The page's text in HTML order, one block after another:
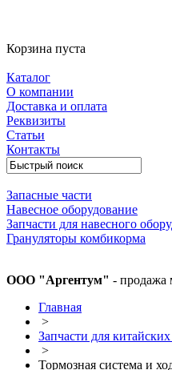
Корзина пуста
Каталог
О компании
Доставка и оплата
Реквизиты
Статьи
Контакты
Запасные части
Навесное оборудование
Запчасти для навесного
Грануляторы комбикорма
ООО "Аргентум" - продажа
Главная
>
Запчасти для
>
Тормозная система и